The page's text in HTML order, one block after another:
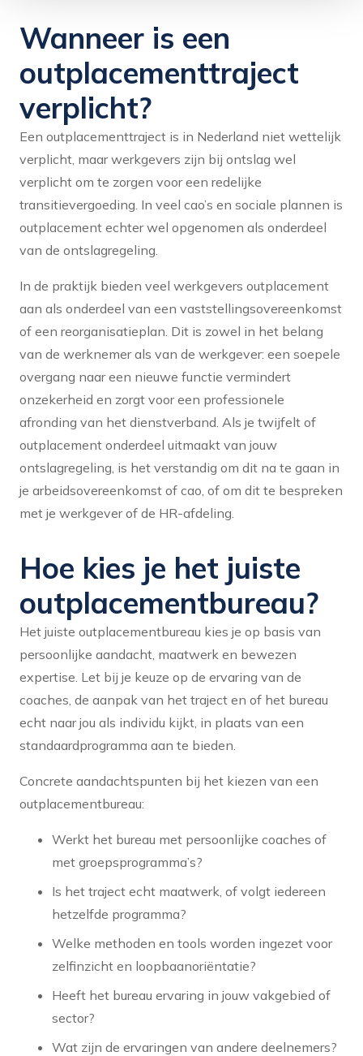
Wanneer is een
outplacementtraject
verplicht?
Een outplacementtraject is in Nederland niet wettelijk
verplicht, maar werkgevers zijn bij ontslag wel
verplicht om te zorgen voor een redelijke
transitievergoeding. In veel cao’s en sociale plannen is
outplacement echter wel opgenomen als onderdeel
van de ontslagregeling.
In de praktijk bieden veel werkgevers outplacement
aan als onderdeel van een vaststellingsovereenkomst
of een reorganisatieplan. Dit is zowel in het belang
van de werknemer als van de werkgever: een soepele
overgang naar een nieuwe functie vermindert
onzekerheid en zorgt voor een professionele
afronding van het dienstverband. Als je twijfelt of
outplacement onderdeel uitmaakt van jouw
ontslagregeling, is het verstandig om dit na te gaan in
je arbeidsovereenkomst of cao, of om dit te bespreken
met je werkgever of de HR-afdeling.
Hoe kies je het juiste
outplacementbureau?
Het juiste outplacementbureau kies je op basis van
persoonlijke aandacht, maatwerk en bewezen
expertise. Let bij je keuze op de ervaring van de
coaches, de aanpak van het traject en of het bureau
echt naar jou als individu kijkt, in plaats van een
standaardprogramma aan te bieden.
Concrete aandachtspunten bij het kiezen van een
outplacementbureau:
Werkt het bureau met persoonlijke coaches of
met groepsprogramma’s?
Is het traject echt maatwerk, of volgt iedereen
hetzelfde programma?
Welke methoden en tools worden ingezet voor
zelfinzicht en loopbaanoriëntatie?
Heeft het bureau ervaring in jouw vakgebied of
sector?
Wat zijn de ervaringen van andere deelnemers?